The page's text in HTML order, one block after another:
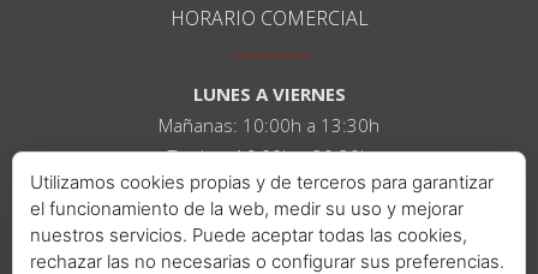
HORARIO COMERCIAL
LUNES A VIERNES
Mañanas: 10:00h a 13:30h
Tardes: 16:00h a 20:30h
SÁBADOS
Mañanas: 10:00h a 14:00h
Utilizamos cookies propias y de terceros para garantizar
el funcionamiento de la web, medir su uso y mejorar
nuestros servicios. Puede aceptar todas las cookies,
rechazar las no necesarias o configurar sus preferencias.